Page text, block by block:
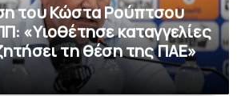
του Κώστα Ρούπτσου
«Υιοθέτησε καταγγελίες
τη θέση της ΠAΕ»